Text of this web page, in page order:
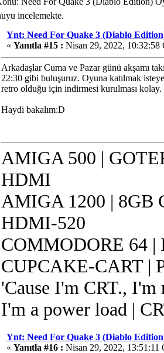
incelemekte.
Ynt: Need For Quake 3 (Diablo
« Yanıtla #15 : Nisan 29, 2022, 10:32:58
Arkadaşlar Cuma ve Pazar günü akşamı
22:30 gibi buluşuruz. Oyuna katılmak
retro olduğu için indirmesi kurulması kolay.
Haydi bakalım:D
AMIGA 500 |
HDMI
AMIGA 1200 | 8GB
HDMI-520
COMMODORE 64 |
CUPCAKE-CART |
'Cause I'm CRT.,
I'm a power load |
Ynt: Need For Quake 3 (Diablo
« Yanıtla #16 : Nisan 29, 2022, 13:51:11